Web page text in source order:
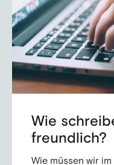
Wie
freundlich?
Wie müssen wir